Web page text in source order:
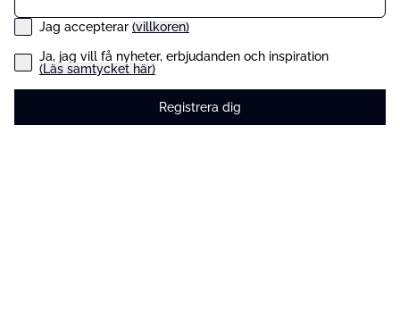
Jag accepterar (villkoren)
Ja, jag vill få nyheter, erbjudanden och inspiration
(Läs samtycket här)
Registrera dig